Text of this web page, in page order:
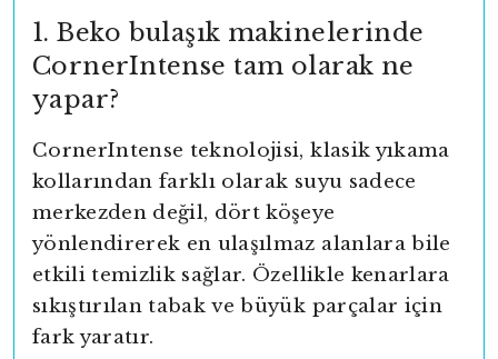
1. Beko bulaşık makinelerinde
CornerIntense tam olarak ne
yapar?
CornerIntense teknolojisi, klasik yıkama
kollarından farklı olarak suyu sadece
merkezden değil, dört köşeye
yönlendirerek en ulaşılmaz alanlara bile
etkili temizlik sağlar. Özellikle kenarlara
sıkıştırılan tabak ve büyük parçalar için
fark yaratır.